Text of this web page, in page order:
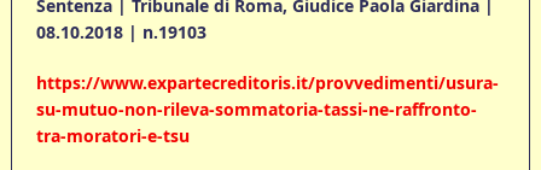
Sentenza | Tribunale di Roma, Giudice Paola Giardina |
08.10.2018 | n.19103
https://www.expartecreditoris.it/provvedimenti/usura-
su-mutuo-non-rileva-sommatoria-tassi-ne-raffronto-
tra-moratori-e-tsu